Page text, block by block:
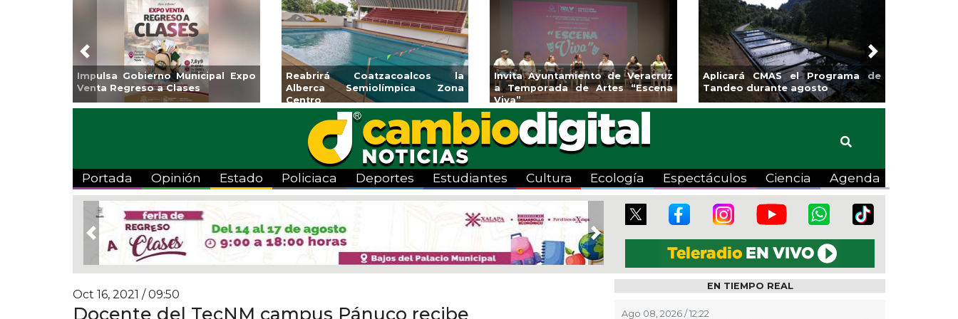
Coatzacoalcos la
Semiolímpica Zona
Invita Ayuntamiento de Veracruz
a Temporada de Artes “Escena
Viva”
Aplicará CMAS el Programa de
Tandeo durante agosto
Guarniciones y banquetas para la
colonia El Mango en Pánuco
Emprendedores de
exponen en
Bicentenario
Previous Next
Portada Opinión Estado Policiaca Deportes Estudiantes Cultura Ecología Espectáculos Ciencia Agenda
Previous Next
Oct 16, 2021 / 09:50
Docente del TecNM campus Pánuco recibe
EN TIEMPO REAL
Ago 08, 2026 / 12:22